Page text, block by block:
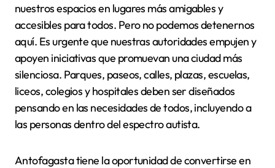
nuestros espacios en lugares más amigables y
accesibles para todos. Pero no podemos detenernos
aquí. Es urgente que nuestras autoridades empujen y
apoyen iniciativas que promuevan una ciudad más
silenciosa. Parques, paseos, calles, plazas, escuelas,
liceos, colegios y hospitales deben ser diseñados
pensando en las necesidades de todos, incluyendo a
las personas dentro del espectro autista.
Antofagasta tiene la oportunidad de convertirse en